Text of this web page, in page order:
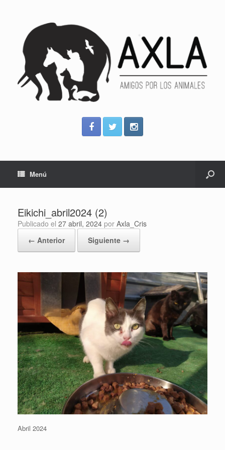
Menú
Eikichi_abril2024 (2)
Publicado el 27 abril, 2024 por Axla_Cris
← Anterior
Siguiente →
Abril 2024